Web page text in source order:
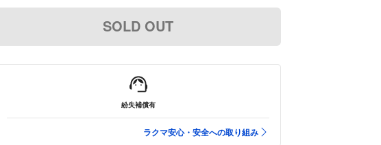
SOLD OUT
紛失補償有
ラクマ安心・安全への取り組み